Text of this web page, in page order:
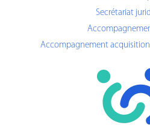
Secrétariat
Accompagnement